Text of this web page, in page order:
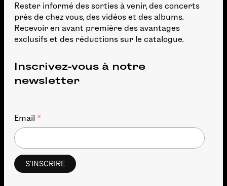
Rester informé des sorties à venir, des concerts
près de chez vous, des vidéos et des albums.
Recevoir en avant première des avantages
exclusifs et des réductions sur le catalogue.
Inscrivez-vous à notre
newsletter
Email *